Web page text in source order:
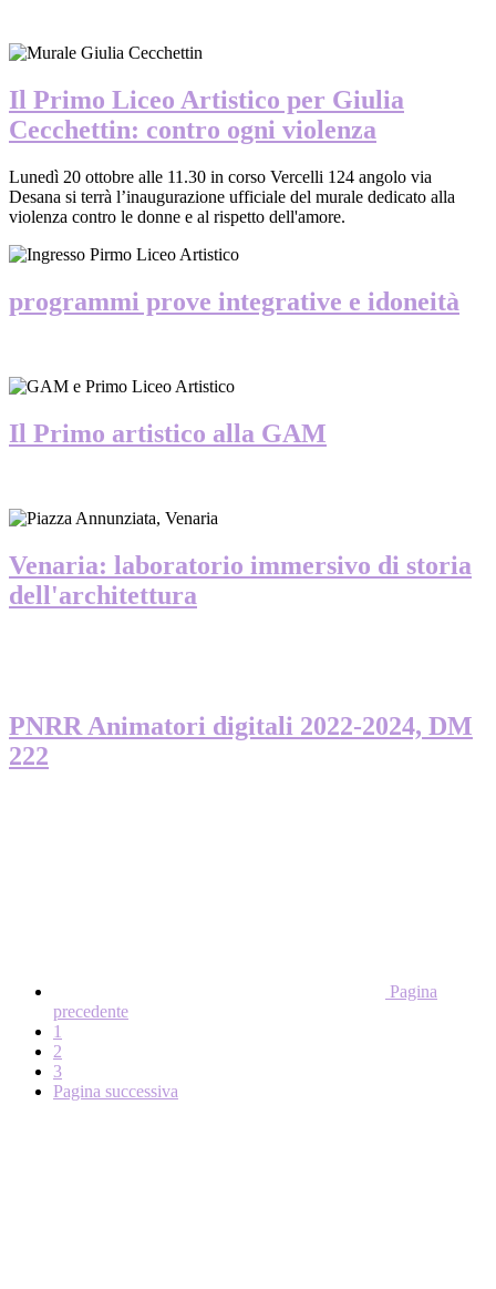
Il Primo Liceo Artistico per Giulia
Cecchettin: contro ogni violenza
Lunedì 20 ottobre alle 11.30 in corso Vercelli 124 angolo via
Desana si terrà l’inaugurazione ufficiale del murale dedicato alla
violenza contro le donne e al rispetto dell'amore.
programmi prove integrative e idoneità
Il Primo artistico alla GAM
Venaria: laboratorio immersivo di storia
dell'architettura
PNRR Animatori digitali 2022-2024, DM
222
Pagina
precedente
1
2
3
Pagina successiva